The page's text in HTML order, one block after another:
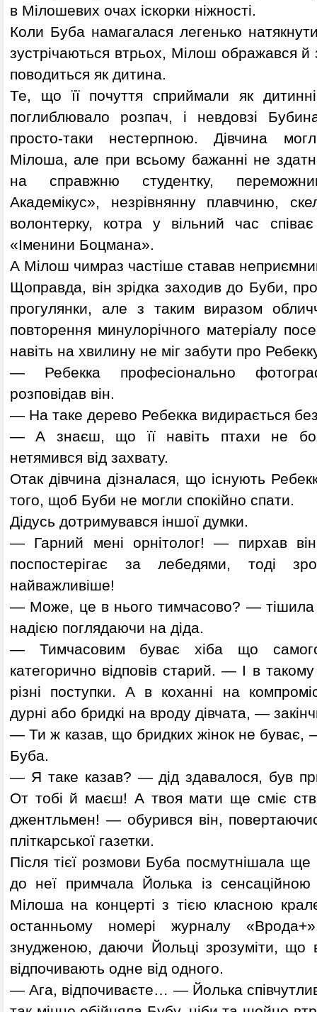
в Мілошевих очах іскорки ніжності.
Коли Буба намагалася легенько
зустрічаються втрьох, Мілош ображався й
поводиться як дитина.
Те, що її почуття сприймали як
поглиблювало розпач, і невдовзі
просто-таки нестерпною. Дівчина
Мілоша, але при всьому бажанні не
на справжню студентку,
Академікус», незрівнянну плавчиню,
волонтерку, котра у вільний час
«Іменини Боцмана».
А Мілош чимраз частіше ставав
Щоправда, він зрідка заходив до Буби,
прогулянки, але з таким виразом
повторення минулорічного матеріалу
навіть на хвилину не міг забути про
— Ребекка професіонально
розповідав він.
— На таке дерево Ребекка видирається
— А знаєш, що її навіть птахи не
нетямився від захвату.
Отак дівчина дізналася, що існують
того, щоб Буби не могли спокійно спати.
Дідусь дотримувався іншої думки.
— Гарний мені орнітолог! — пирхав
поспостерігає за лебедями, тоді
найважливіше!
— Може, це в нього тимчасово? — тішила
надією поглядаючи на діда.
— Тимчасовим буває хіба що
категорично відповів старий. — І в
різні поступки. А в коханні на
дурні або бридкі на вроду дівчата, —
— Ти ж казав, що бридких жінок не буває,
Буба.
— Я таке казав? — дід здавалося, був
От тобі й маєш! А твоя мати ще сміє
джентльмен! — обурився він,
пліткарської газетки.
Після тієї розмови Буба посмутнішала
до неї примчала Йолька із
Мілоша на концерті з тією класною
останньому номері журналу
знудженою, даючи Йольці зрозуміти,
відпочивають одне від одного.
— Ага, відпочиваєте… — Йолька